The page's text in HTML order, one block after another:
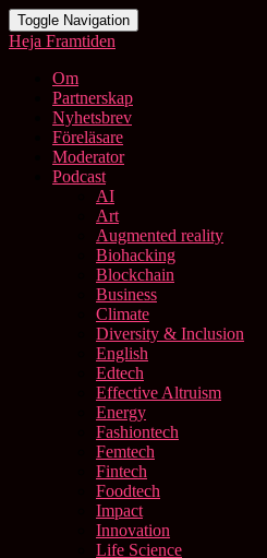
Toggle Navigation
Heja Framtiden
Om
Partnerskap
Nyhetsbrev
Föreläsare
Moderator
Podcast
AI
Art
Augmented reality
Biohacking
Blockchain
Business
Climate
Diversity & Inclusion
English
Edtech
Effective Altruism
Energy
Fashiontech
Femtech
Fintech
Foodtech
Impact
Innovation
Life Science